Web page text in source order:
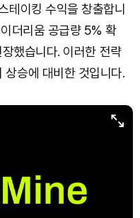
테이킹 수익을 창출합니
더리움 공급량 5% 확
했습니다. 이러한 전략
상승에 대비한 것입니다.